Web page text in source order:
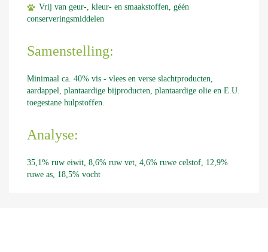
Vrij van geur-, kleur- en smaakstoffen, géén
conserveringsmiddelen
Samenstelling:
Minimaal ca. 40% vis - vlees en verse slachtproducten,
aardappel, plantaardige bijproducten, plantaardige olie en E.U.
toegestane hulpstoffen.
Analyse:
35,1% ruw eiwit, 8,6% ruw vet, 4,6% ruwe celstof, 12,9%
ruwe as, 18,5% vocht